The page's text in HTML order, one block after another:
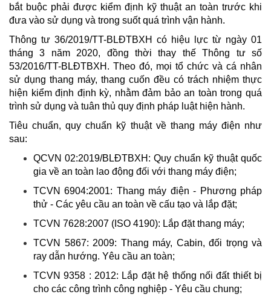
bắt buộc phải được kiểm định kỹ thuật an toàn trước khi
đưa vào sử dụng và trong suốt quá trình vận hành.
Thông tư 36/2019/TT-BLĐTBXH có hiệu lực từ ngày 01
tháng 3 năm 2020, đồng thời thay thế Thông tư số
53/2016/TT-BLĐTBXH. Theo đó, mọi tổ chức và cá nhân
sử dụng thang máy, thang cuốn đều có trách nhiệm thực
hiện kiểm định định kỳ, nhằm đảm bảo an toàn trong quá
trình sử dụng và tuân thủ quy định pháp luật hiện hành.
Tiêu chuẩn, quy chuẩn kỹ thuật về thang máy điện như
sau:
QCVN 02:2019/BLĐTBXH: Quy chuẩn kỹ thuật quốc
gia về an toàn lao động đối với thang máy điện;
TCVN 6904:2001: Thang máy điện - Phương pháp
thử - Các yêu cầu an toàn về cấu tạo và lắp đặt;
TCVN 7628:2007 (ISO 4190): Lắp đặt thang máy;
TCVN 5867: 2009: Thang máy, Cabin, đối trọng và
ray dẫn hướng. Yêu cầu an toàn;
TCVN 9358 : 2012: Lắp đặt hệ thống nối đất thiết bị
cho các công trình công nghiệp - Yêu cầu chung;